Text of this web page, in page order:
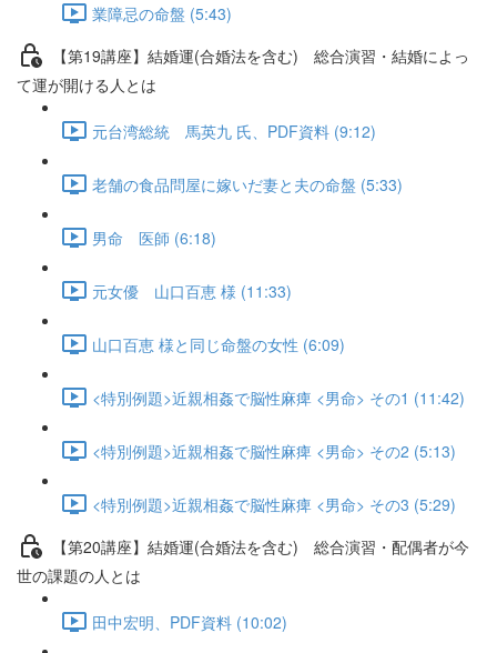
業障忌の命盤 (5:43)
【第19講座】結婚運(合婚法を含む) 総合演習・結婚によっ
て運が開ける人とは
元台湾総統 馬英九 氏、PDF資料 (9:12)
老舗の食品問屋に嫁いだ妻と夫の命盤 (5:33)
男命 医師 (6:18)
元女優 山口百恵 様 (11:33)
山口百恵 様と同じ命盤の女性 (6:09)
<特別例題>近親相姦で脳性麻痺 <男命> その1 (11:42)
<特別例題>近親相姦で脳性麻痺 <男命> その2 (5:13)
<特別例題>近親相姦で脳性麻痺 <男命> その3 (5:29)
【第20講座】結婚運(合婚法を含む) 総合演習・配偶者が今
世の課題の人とは
田中宏明、PDF資料 (10:02)